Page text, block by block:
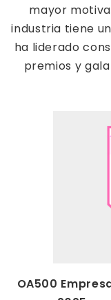
mayor
industria tiene
ha liderado
premios y
OA500